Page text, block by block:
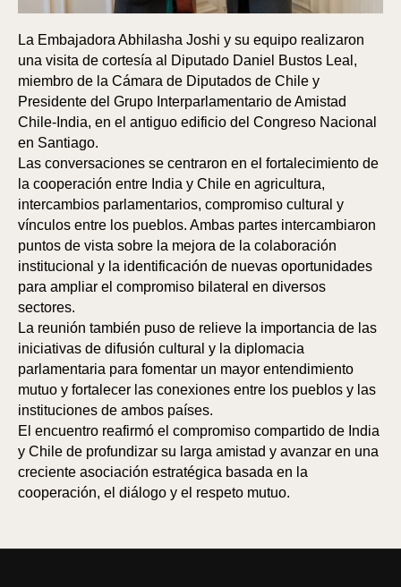
La Embajadora Abhilasha Joshi y su equipo realizaron
una visita de cortesía al Diputado Daniel Bustos Leal,
miembro de la Cámara de Diputados de Chile y
Presidente del Grupo Interparlamentario de Amistad
Chile-India, en el antiguo edificio del Congreso Nacional
en Santiago.
Las conversaciones se centraron en el fortalecimiento de
la cooperación entre India y Chile en agricultura,
intercambios parlamentarios, compromiso cultural y
vínculos entre los pueblos. Ambas partes intercambiaron
puntos de vista sobre la mejora de la colaboración
institucional y la identificación de nuevas oportunidades
para ampliar el compromiso bilateral en diversos
sectores.
La reunión también puso de relieve la importancia de las
iniciativas de difusión cultural y la diplomacia
parlamentaria para fomentar un mayor entendimiento
mutuo y fortalecer las conexiones entre los pueblos y las
instituciones de ambos países.
El encuentro reafirmó el compromiso compartido de India
y Chile de profundizar su larga amistad y avanzar en una
creciente asociación estratégica basada en la
cooperación, el diálogo y el respeto mutuo.